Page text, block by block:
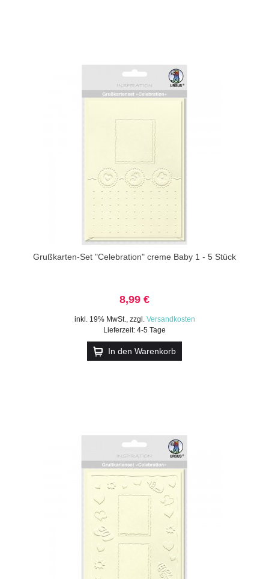
Grußkarten-Set "Celebration" creme Baby 1 - 5 Stück
8,99 €
inkl. 19% MwSt., zzgl. Versandkosten
Lieferzeit: 4-5 Tage
In den Warenkorb